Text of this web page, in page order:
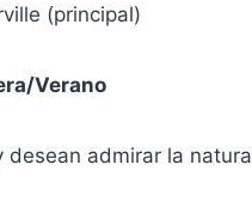
(principal)
Verano
desean admirar la